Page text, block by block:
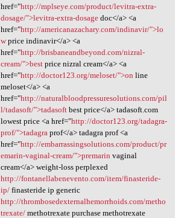
href="http://mplseye.com/product/levitra-extra-
dosage/">levitra-extra-dosagedoc</a> <a
href="http://americanazachary.com/indinavir/">lo
wprice indinavir</a> <a
href="http://brisbaneandbeyond.com/nizral-
cream/">bestprice nizral cream</a> <a
href="http://doctor123.org/meloset/">on line
meloset</a> <a
href="http://naturalbloodpressuresolutions.com/pil
l/tadasoft/">tadasoftbest price</a> tadasoft.com
lowest price <a href="http://doctor123.org/tadagra-
prof/">tadagra prof</a> tadagra prof <a
href="http://embarrassingsolutions.com/product/pr
emarin-vaginal-cream/">premarin vaginal
cream</a> weight-loss perplexed
http://fontanellabenevento.com/item/finasteride-
ip/finasteride ip generic
http://thrombosedexternalhemorrhoids.com/metho
trexate/methotrexate purchase methotrexate